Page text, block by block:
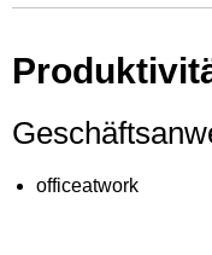
officeatwork